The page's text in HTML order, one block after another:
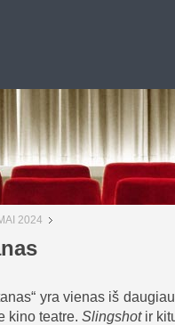
2024
yra vienas iš
kino teatre. Slingshotir